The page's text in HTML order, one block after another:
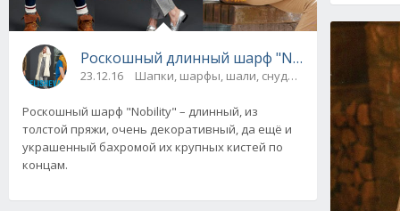
Роскошный длинный шарф "Nobility" из
23.12.16 Шапки, шарфы, шали, снуды и палантины
Роскошный шарф "Nobility" – длинный, из
толстой пряжи, очень декоративный, да ещё и
украшенный бахромой их крупных кистей по
концам.